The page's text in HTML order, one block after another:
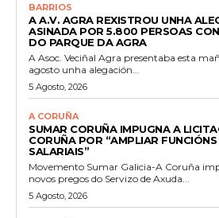
BARRIOS
A A.V. AGRA REXISTROU UNHA
ASINADA POR 5.800 PERSOAS
DO PARQUE DA AGRA
A Asoc. Veciñal Agra presentaba esta
agosto unha alegación...
5 Agosto, 2026
A CORUÑA
SUMAR CORUÑA IMPUGNA A
CORUÑA POR “AMPLIAR
SALARIAIS”
Movemento Sumar Galicia-A Coruña
novos pregos do Servizo de Axuda...
5 Agosto, 2026